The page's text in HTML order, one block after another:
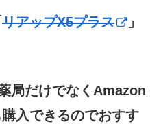
リアップX5プラス
」
局だけでなくAmazon
入できるのでおすす